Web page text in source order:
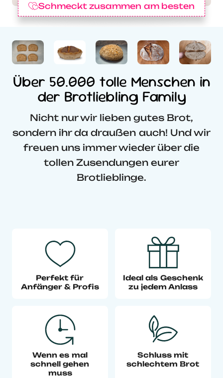
Schmeckt zusammen am besten
Über 50.000 tolle Menschen in
der Brotliebling Family
Nicht nur wir lieben gutes Brot,
sondern ihr da draußen auch! Und wir
freuen uns immer wieder über die
tollen Zusendungen eurer
Brotlieblinge.
Perfekt für
Anfänger & Profis
Ideal als Geschenk
zu jedem Anlass
Wenn es mal
schnell gehen
muss
Schluss mit
schlechtem Brot